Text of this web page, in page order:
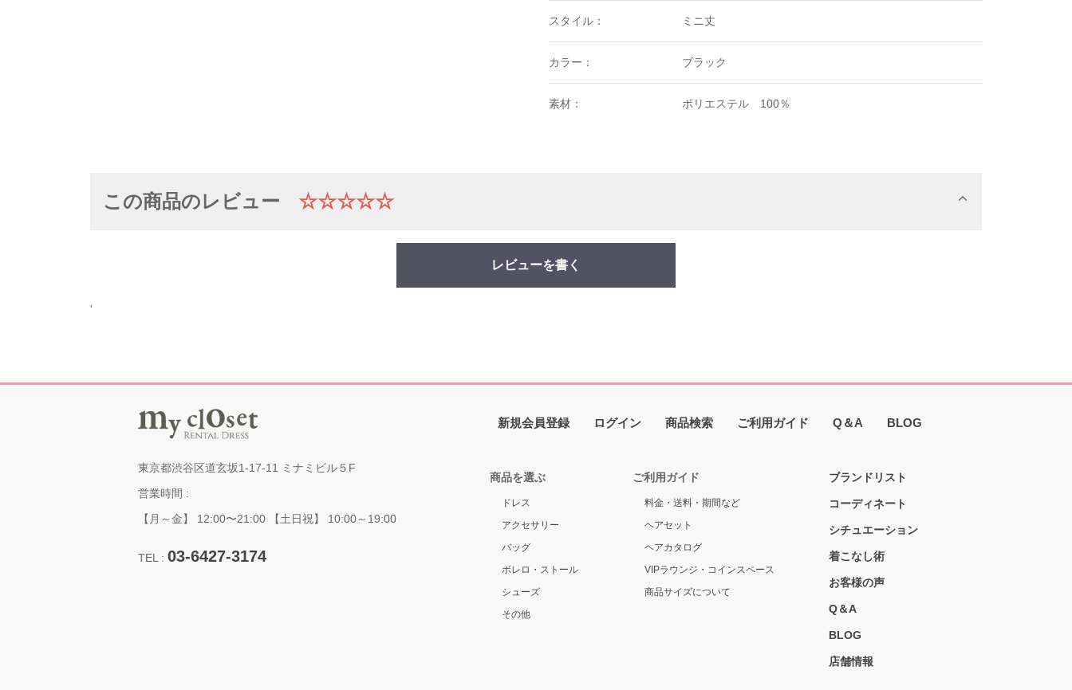
スタイル： ミニ丈
カラー： ブラック
素材： ポリエステル 100％
この商品のレビュー ☆☆☆☆☆
レビューを書く
'
東京都渋谷区道玄坂1-17-11 ミナミビル５F
営業時間 :
【月～金】 12:00〜21:00 【土日祝】 10:00～19:00
TEL : 03-6427-3174
新規会員登録 ログイン 商品検索 ご利用ガイド Q＆A BLOG
商品を選ぶ
ドレス
アクセサリー
バッグ
ボレロ・ストール
シューズ
その他
ご利用ガイド
料金・送料・期間など
ヘアセット
ヘアカタログ
VIPラウンジ・コインスペース
商品サイズについて
ブランドリスト
コーディネート
シチュエーション
着こなし術
お客様の声
Q＆A
BLOG
店舗情報